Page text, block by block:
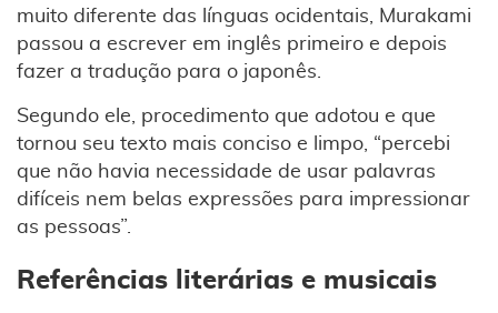
muito diferente das línguas ocidentais, Murakami
passou a escrever em inglês primeiro e depois
fazer a tradução para o japonês.
Segundo ele, procedimento que adotou e que
tornou seu texto mais conciso e limpo, “percebi
que não havia necessidade de usar palavras
difíceis nem belas expressões para impressionar
as pessoas”.
Referências literárias e musicais